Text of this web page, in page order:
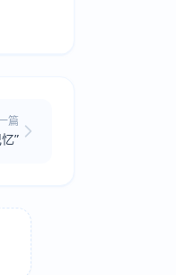
篇
”